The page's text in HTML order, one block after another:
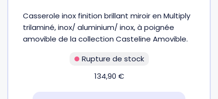
Gourdes
Couteaux tartineurs
Casserole inox finition brillant miroir en Multiply
trilaminé, inox/ aluminium/ inox, à poignée
amovible de la collection Casteline Amovible.
Rupture de stock
134,90 €